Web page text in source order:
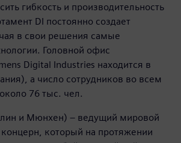
гибкость и производительность
DI постоянно создает
в свои решения самые
Головной офис
Digital Industries находится в
а число сотрудников во всем
76 тыс. чел.
и Мюнхен) – ведущий мировой
который на протяжении